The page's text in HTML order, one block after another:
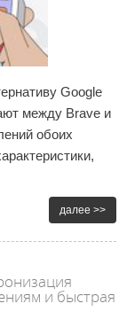
Google
между Brave и
обоих
далее >>
и быстрая